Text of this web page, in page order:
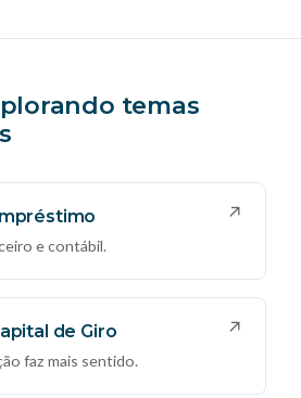
temas
↗
e contábil.
de Giro ↗
faz mais sentido.